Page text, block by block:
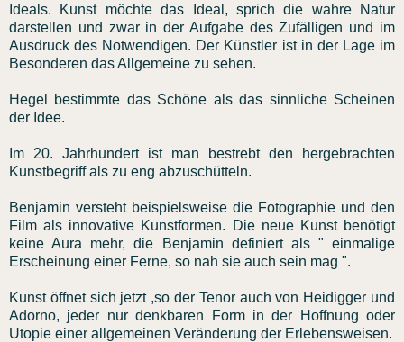
Ideals. Kunst möchte das Ideal, sprich die wahre Natur
darstellen und zwar in der Aufgabe des Zufälligen und im
Ausdruck des Notwendigen. Der Künstler ist in der Lage im
Besonderen das Allgemeine zu sehen.
Hegel bestimmte das Schöne als das sinnliche Scheinen
der Idee.
Im 20. Jahrhundert ist man bestrebt den hergebrachten
Kunstbegriff als zu eng abzuschütteln.
Benjamin versteht beispielsweise die Fotographie und den
Film als innovative Kunstformen. Die neue Kunst benötigt
keine Aura mehr, die Benjamin definiert als " einmalige
Erscheinung einer Ferne, so nah sie auch sein mag ".
Kunst öffnet sich jetzt ,so der Tenor auch von Heidigger und
Adorno, jeder nur denkbaren Form in der Hoffnung oder
Utopie einer allgemeinen Veränderung der Erlebensweisen.